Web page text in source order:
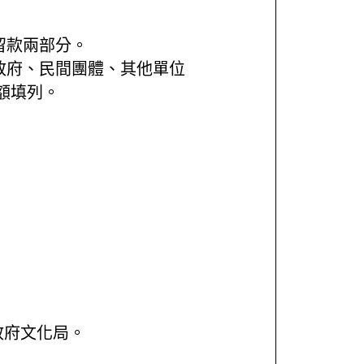
兩部分。
、民間團體、其他單位
填列。
文化局。